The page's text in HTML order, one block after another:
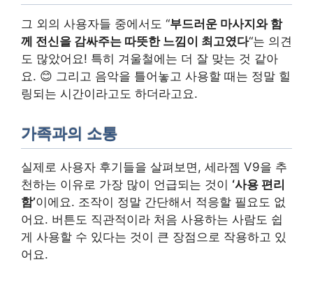
그 외의 사용자들 중에서도 “부드러운 마사지와 함
께 전신을 감싸주는 따뜻한 느낌이 최고였다“는 의견
도 많았어요! 특히 겨울철에는 더 잘 맞는 것 같아
요. 😊 그리고 음악을 틀어놓고 사용할 때는 정말 힐
링되는 시간이라고도 하더라고요.
가족과의 소통
실제로 사용자 후기들을 살펴보면, 세라젬 V9을 추
천하는 이유로 가장 많이 언급되는 것이 ‘사용 편리
함’이에요. 조작이 정말 간단해서 적응할 필요도 없
어요. 버튼도 직관적이라 처음 사용하는 사람도 쉽
게 사용할 수 있다는 것이 큰 장점으로 작용하고 있
어요.